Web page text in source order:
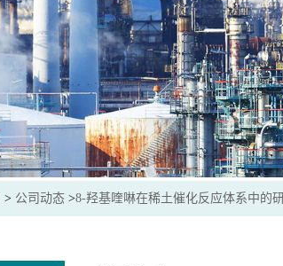
> 公司动态 >8-羟基喹啉在稀土催化反应体系中的